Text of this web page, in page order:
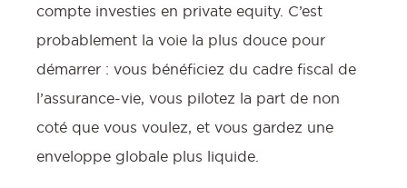
compte investies en private equity. C’est
probablement la voie la plus douce pour
démarrer : vous bénéficiez du cadre fiscal de
l’assurance-vie, vous pilotez la part de non
coté que vous voulez, et vous gardez une
enveloppe globale plus liquide.